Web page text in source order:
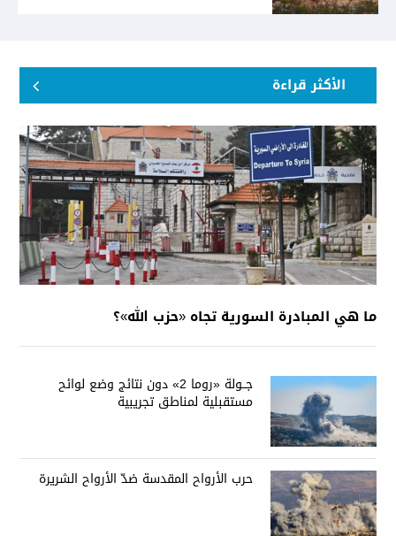
الأكثر قراءة
ما هي المبادرة السورية تجاه «حزب الله»؟
جــولة «روما 2» دون نتائج وضع لوائح
مستقبلية لمناطق تجريبية
حرب الأرواح المقدسة ضدّ الأرواح الشريرة